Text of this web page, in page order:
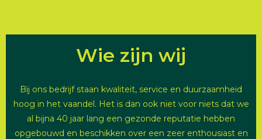
Wie zijn wij
Bij ons bedrijf staan kwaliteit, service en duurzaamheid
hoog in het vaandel. Het is dan ook niet voor niets dat we
al bijna 40 jaar lang een gezonde reputatie hebben
opgebouwd en beschikken over een zeer enthousiast en